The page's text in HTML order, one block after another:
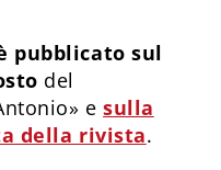
pubblicato sul
del
esulla
della rivista.